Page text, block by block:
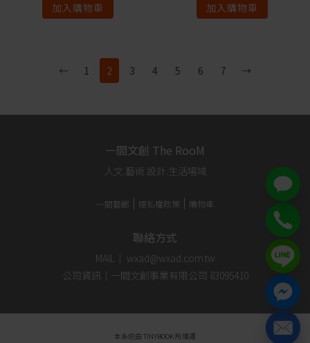
加入購物車 加入購物車
← 1 2 3 4 5 6 7 →
一間文創 The RooM
人文.藝術.設計.生活場域
一間藝廊 隱私權政策 購物車
聯絡方式
MAIL｜ wxad@wxad.com.tw
公司資訊｜一間文創事業有限公司 83095410
本系統由 TINYBOOK 所維護